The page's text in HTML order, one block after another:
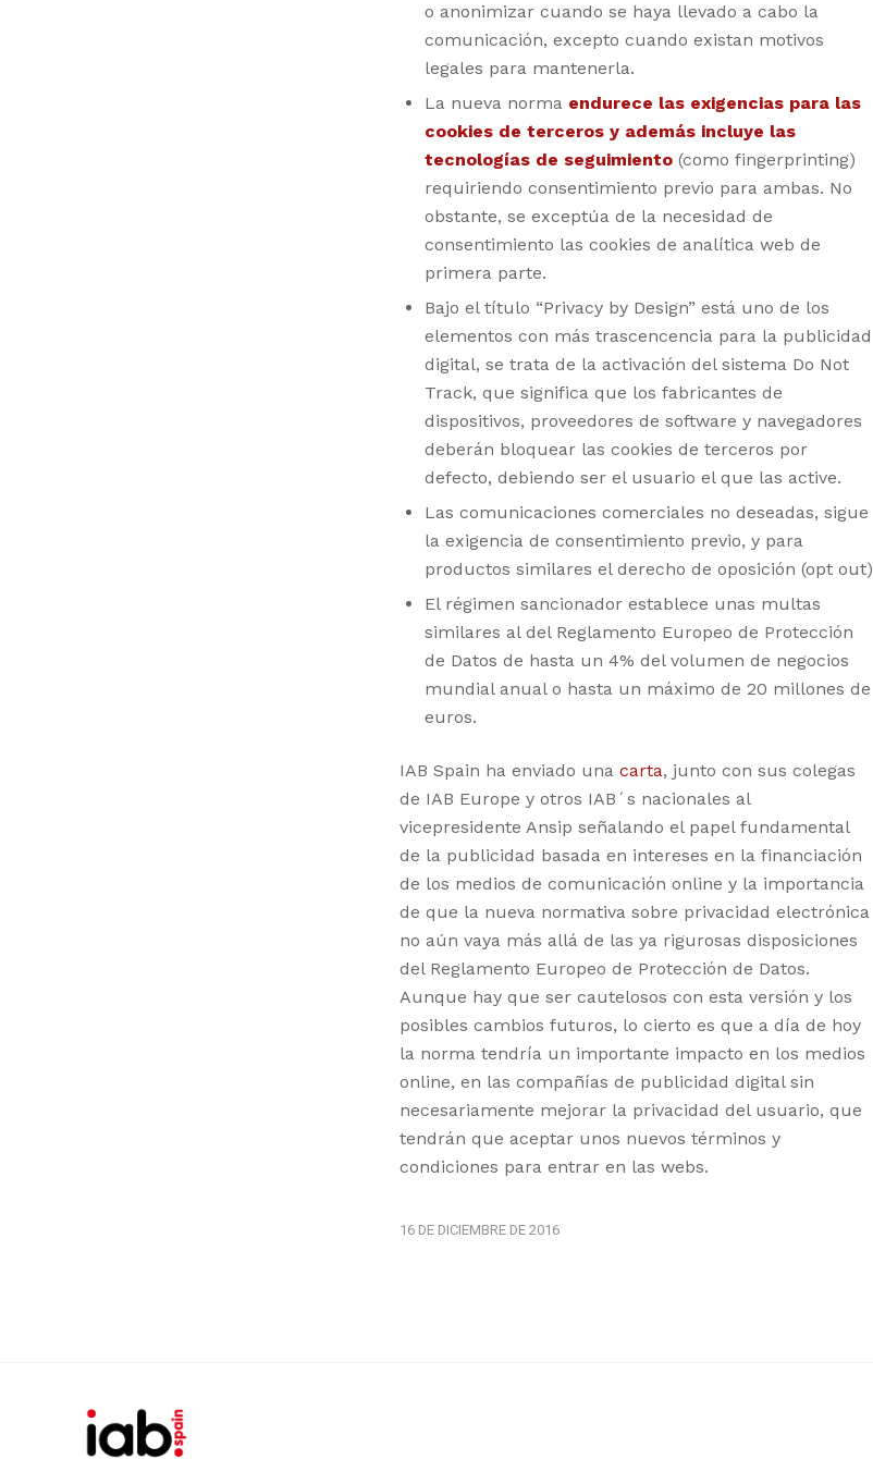
o anonimizar cuando se haya llevado a cabo la
comunicación, excepto cuando existan motivos
legales para mantenerla.
La nueva norma endurece las exigencias para las
cookies de terceros y además incluye las
tecnologías de seguimiento (como fingerprinting)
requiriendo consentimiento previo para ambas. No
obstante, se exceptúa de la necesidad de
consentimiento las cookies de analítica web de
primera parte.
Bajo el título “Privacy by Design” está uno de los
elementos con más trascencencia para la publicidad
digital, se trata de la activación del sistema Do Not
Track, que significa que los fabricantes de
dispositivos, proveedores de software y navegadores
deberán bloquear las cookies de terceros por
defecto, debiendo ser el usuario el que las active.
Las comunicaciones comerciales no deseadas, sigue
la exigencia de consentimiento previo, y para
productos similares el derecho de oposición (opt out)
El régimen sancionador establece unas multas
similares al del Reglamento Europeo de Protección
de Datos de hasta un 4% del volumen de negocios
mundial anual o hasta un máximo de 20 millones de
euros.
IAB Spain ha enviado una carta, junto con sus colegas
de IAB Europe y otros IAB´s nacionales al
vicepresidente Ansip señalando el papel fundamental
de la publicidad basada en intereses en la financiación
de los medios de comunicación online y la importancia
de que la nueva normativa sobre privacidad electrónica
no aún vaya más allá de las ya rigurosas disposiciones
del Reglamento Europeo de Protección de Datos.
Aunque hay que ser cautelosos con esta versión y los
posibles cambios futuros, lo cierto es que a día de hoy
la norma tendría un importante impacto en los medios
online, en las compañías de publicidad digital sin
necesariamente mejorar la privacidad del usuario, que
tendrán que aceptar unos nuevos términos y
condiciones para entrar en las webs.
16 DE DICIEMBRE DE 2016